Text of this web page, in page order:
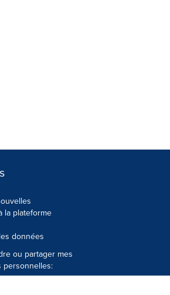
la plateforme
données
ou partager mes
personnelles: